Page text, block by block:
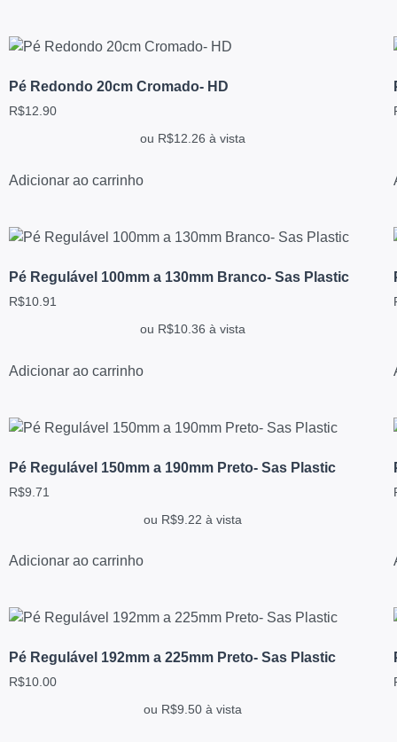
Pé Redondo 20cm Cromado- HD
R$12.90
ou R$12.26 à vista
Adicionar ao carrinho
Pé Regulável 100mm a 130mm Branco- Sas Plastic
R$10.91
ou R$10.36 à vista
Adicionar ao carrinho
Pé Regulável 150mm a 190mm Preto- Sas Plastic
R$9.71
ou R$9.22 à vista
Adicionar ao carrinho
Pé Regulável 192mm a 225mm Preto- Sas Plastic
R$10.00
ou R$9.50 à vista